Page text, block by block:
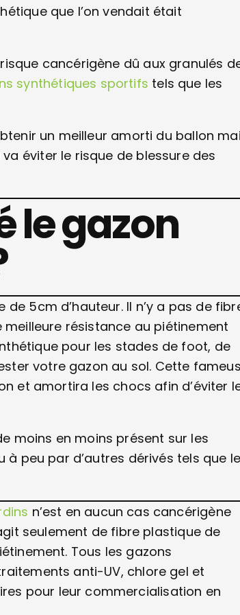
que l’on vendait était
cancérigène dû aux granulés
synthétiques sportifs tels que les
un meilleur amorti du ballon
éviter le risque de blessure des
le gazon
5cm d’hauteur. Il n’y a pas de
résistance au piétinement
pour les stades de foot, de
votre gazon au sol. Cette
et amortira les chocs afin d’éviter
moins en moins présent sur les
peu par d’autres dérivés tels que
n’est en aucun cas cancérigène
seulement de fibre plastique de
Tous les gazons
anti-UV, chlore gel et
pour leur commercialisation en